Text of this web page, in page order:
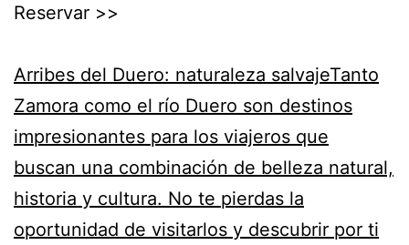
Reservar >>
Arribes del Duero: naturaleza salvajeTanto
Zamora como el río Duero son destinos
impresionantes para los viajeros que
buscan una combinación de belleza natural,
historia y cultura. No te pierdas la
oportunidad de visitarlos y descubrir por ti